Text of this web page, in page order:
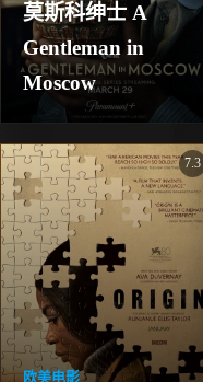
莫斯科绅士 A
Gentleman in
Moscow
7.3
欧美电影